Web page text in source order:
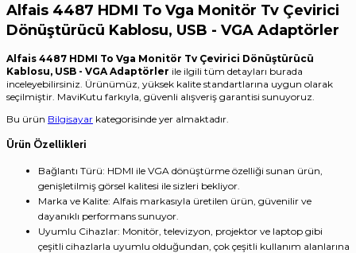
Alfais 4487 HDMI To Vga Monitör Tv Çevirici
Dönüştürücü Kablosu, USB - VGA Adaptörler
Alfais 4487 HDMI To Vga Monitör Tv Çevirici Dönüştürücü
Kablosu, USB - VGA Adaptörler ile ilgili tüm detayları burada
inceleyebilirsiniz. Ürünümüz, yüksek kalite standartlarına uygun olarak
seçilmiştir. MaviKutu farkıyla, güvenli alışveriş garantisi sunuyoruz.
Bu ürün Bilgisayar kategorisinde yer almaktadır.
Ürün Özellikleri
Bağlantı Türü: HDMI ile VGA dönüştürme özelliği sunan ürün,
genişletilmiş görsel kalitesi ile sizleri bekliyor.
Marka ve Kalite: Alfais markasıyla üretilen ürün, güvenilir ve
dayanıklı performans sunuyor.
Uyumlu Cihazlar: Monitör, televizyon, projektor ve laptop gibi
çeşitli cihazlarla uyumlu olduğundan, çok çeşitli kullanım alanlarına